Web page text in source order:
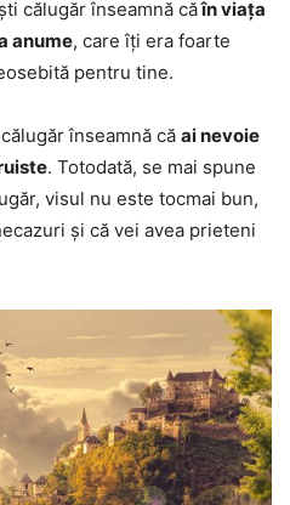
călugăr înseamnă căîn viața
anume, care îți era foarte
pentru tine.
înseamnă că ai nevoie
. Totodată, se mai spune
visul nu este tocmai bun,
și că vei avea prieteni